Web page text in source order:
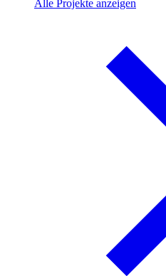
Alle Projekte anzeigen